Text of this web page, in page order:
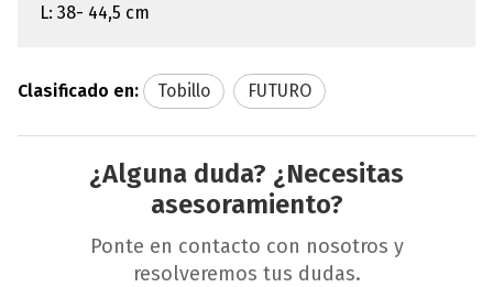
L: 38- 44,5 cm
Clasificado en: Tobillo FUTURO
¿Alguna duda? ¿Necesitas
asesoramiento?
Ponte en contacto con nosotros y
resolveremos tus dudas.